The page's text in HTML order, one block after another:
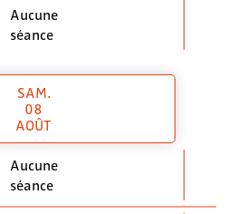
Aucune
séance
SAM.
08
AOÛT
Aucune
séance